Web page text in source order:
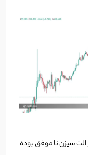
سیزن نا موفق بوده